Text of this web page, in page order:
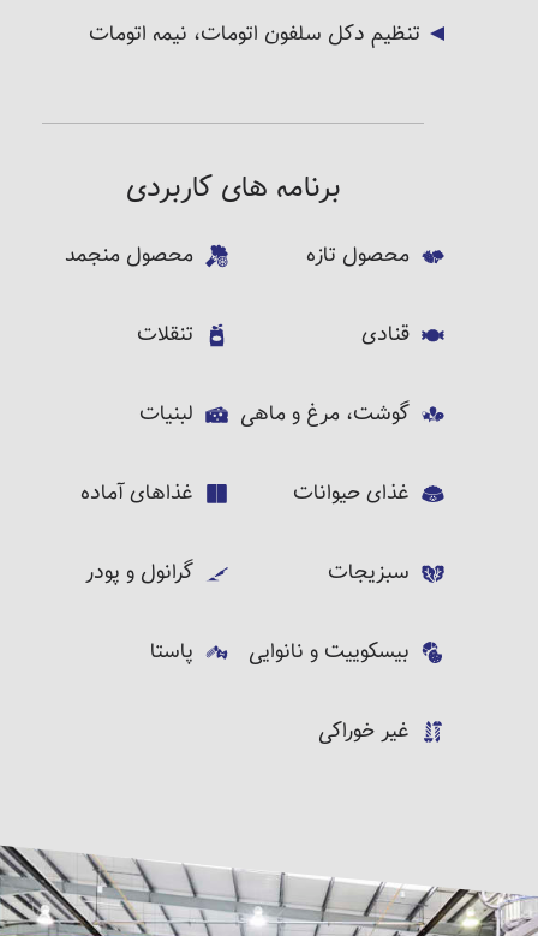
تنظیم دکل سلفون اتومات، نیمه اتومات
برنامه های کاربردی
محصول تازه محصول منجمد
قنادی تنقلات
گوشت، مرغ و ماهی لبنیات
غذای حیوانات غذاهای آماده
سبزیجات گرانول و پودر
بیسکوییت و نانوایی پاستا
غیر خوراکی